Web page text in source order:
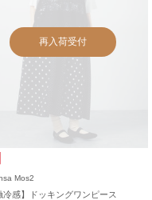
再入荷受付
Mos2
冷感】ドッキングワンピース